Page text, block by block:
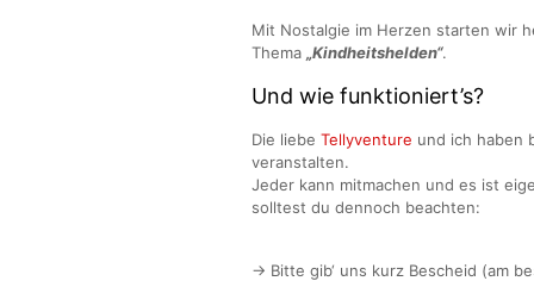
Mit Nostalgie im Herzen starten wir
Thema „Kindheitshelden“.
Und wie funktioniert’s?
Die liebe Tellyventure und ich haben
veranstalten.
Jeder kann mitmachen und es ist
solltest du dennoch beachten:
→ Bitte gib‘ uns kurz Bescheid (am